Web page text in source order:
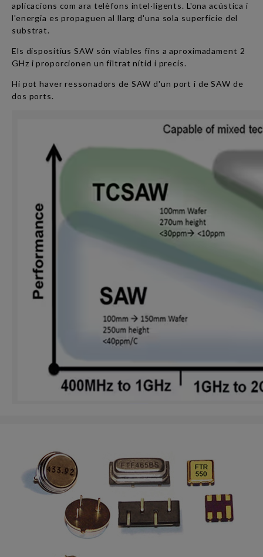
aplicacions com ara telèfons intel·ligents. L'ona acústica i
l'energia es propaguen al llarg d'una sola superfície del
substrat.
Els dispositius SAW són viables fins a aproximadament 2
GHz i proporcionen un filtrat nítid i precís.
Hi pot haver ressonadors de SAW d'un port i de SAW de
dos ports.